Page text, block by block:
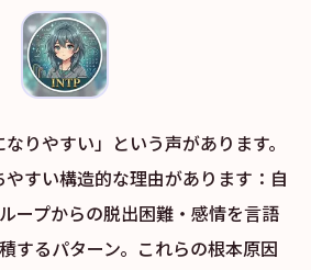
りやすい」という声があります。
すい構造的な理由があります：自
ープからの脱出困難・感情を言語
するパターン。これらの根本原因